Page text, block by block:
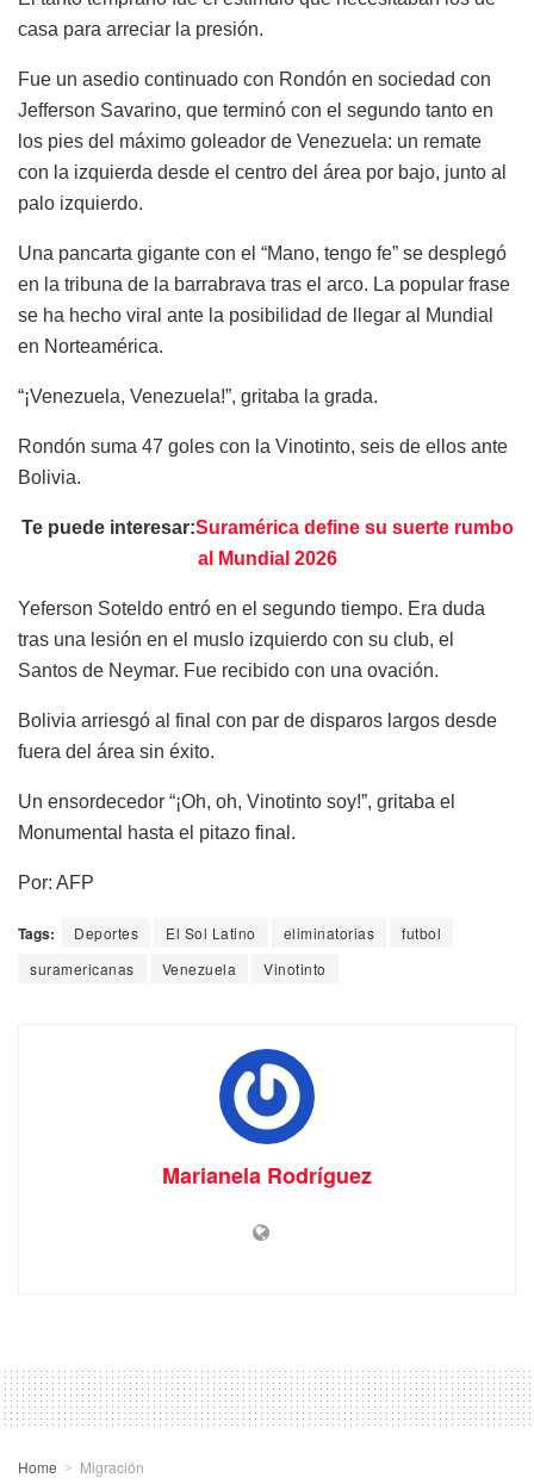
casa para arreciar la presión.
Fue un asedio continuado con Rondón en sociedad con
Jefferson Savarino, que terminó con el segundo tanto en
los pies del máximo goleador de Venezuela: un remate
con la izquierda desde el centro del área por bajo, junto al
palo izquierdo.
Una pancarta gigante con el “Mano, tengo fe” se desplegó
en la tribuna de la barrabrava tras el arco. La popular frase
se ha hecho viral ante la posibilidad de llegar al Mundial
en Norteamérica.
“¡Venezuela, Venezuela!”, gritaba la grada.
Rondón suma 47 goles con la Vinotinto, seis de ellos ante
Bolivia.
Te puede interesar:Suramérica define su suerte rumbo
al Mundial 2026
Yeferson Soteldo entró en el segundo tiempo. Era duda
tras una lesión en el muslo izquierdo con su club, el
Santos de Neymar. Fue recibido con una ovación.
Bolivia arriesgó al final con par de disparos largos desde
fuera del área sin éxito.
Un ensordecedor “¡Oh, oh, Vinotinto soy!”, gritaba el
Monumental hasta el pitazo final.
Por: AFP
Tags: Deportes El Sol Latino eliminatorias
futbol
suramericanas
Venezuela Vinotinto
Marianela Rodríguez
Home Migración